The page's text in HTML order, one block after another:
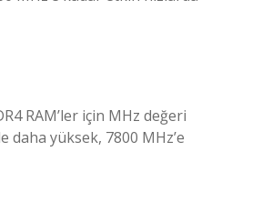
RAM’ler için MHz değeri
daha yüksek, 7800 MHz’e